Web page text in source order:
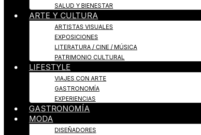
SALUD Y BIENESTAR
ARTE Y CULTURA
ARTISTAS VISUALES
EXPOSICIONES
LITERATURA / CINE / MÚSICA
PATRIMONIO CULTURAL
LIFESTYLE
VIAJES CON ARTE
GASTRONOMÍA
EXPERIENCIAS
GASTRONOMÍA
MODA
DISEÑADORES